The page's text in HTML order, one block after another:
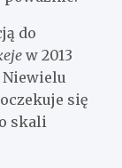
do
w 2013
się
skali